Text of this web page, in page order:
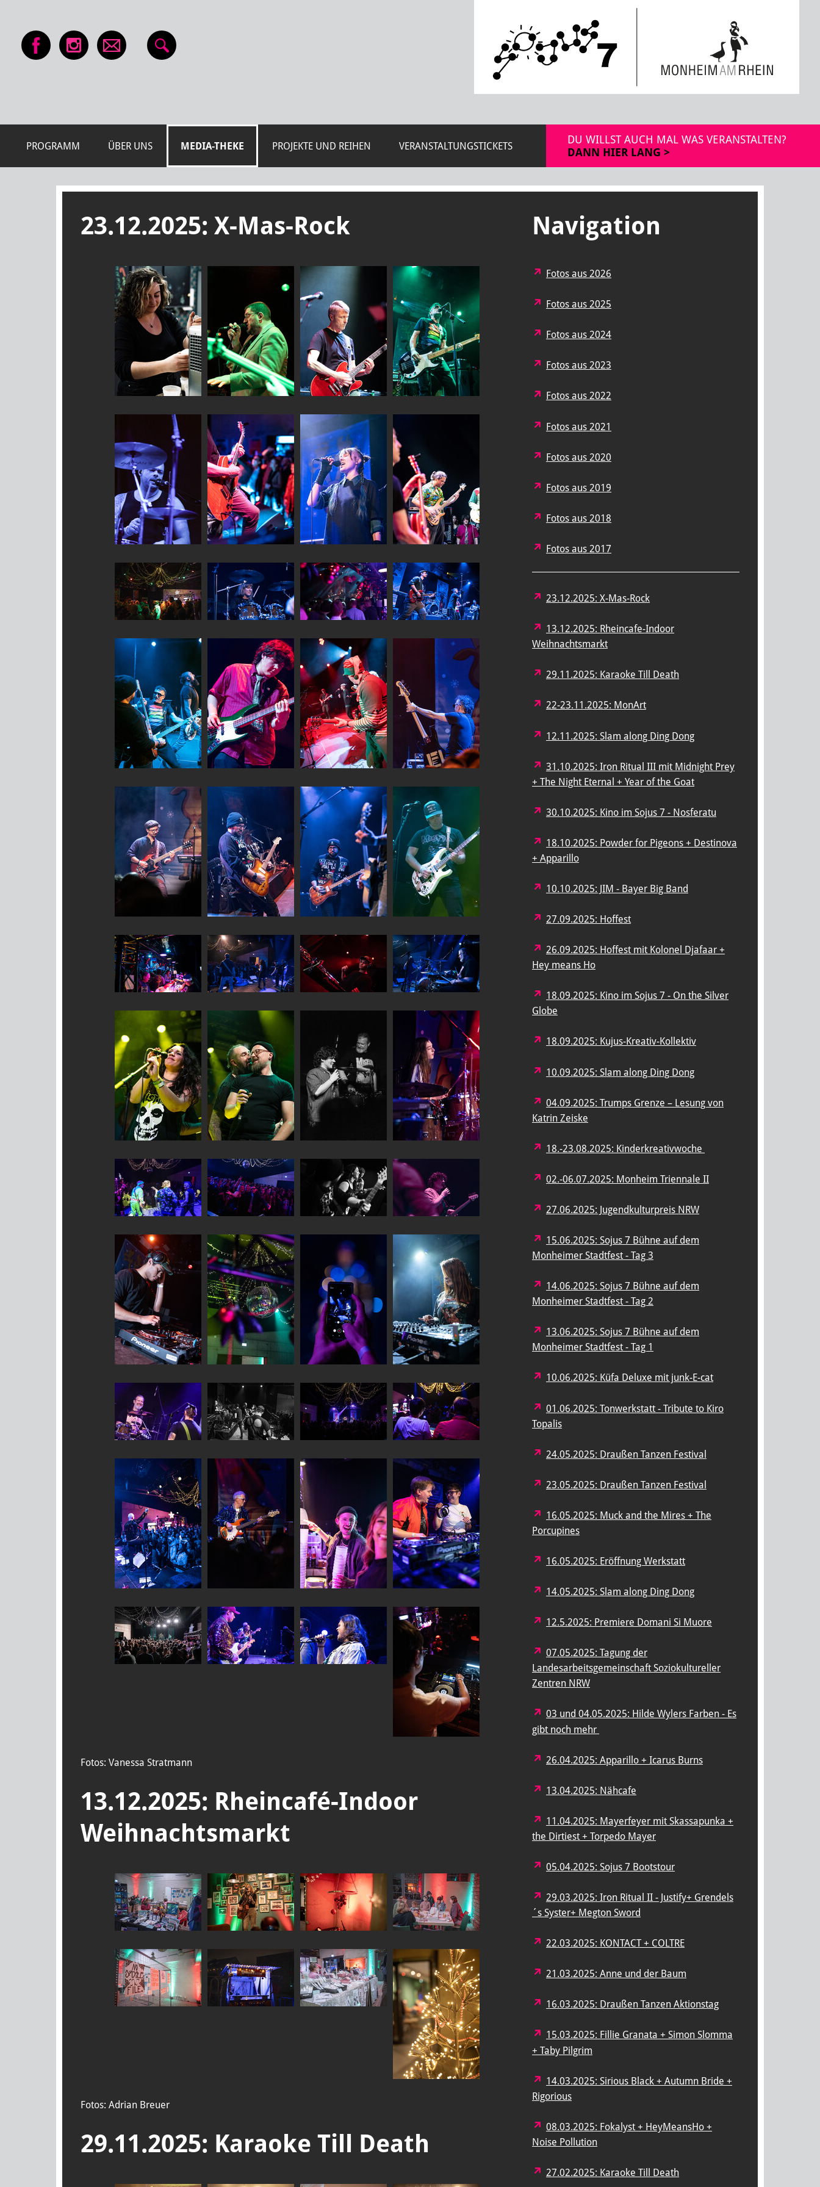
PROGRAMM ÜBER UNS MEDIA-THEKE PROJEKTE UND REIHEN VERANSTALTUNGSTICKETS
DU WILLST AUCH MAL WAS VERANSTALTEN?
DANN HIER LANG >
23.12.2025: X-Mas-Rock
Fotos: Vanessa Stratmann
13.12.2025: Rheincafé-Indoor
Weihnachtsmarkt
Fotos: Adrian Breuer
29.11.2025: Karaoke Till Death
Navigation
Fotos aus 2026
Fotos aus 2025
Fotos aus 2024
Fotos aus 2023
Fotos aus 2022
Fotos aus 2021
Fotos aus 2020
Fotos aus 2019
Fotos aus 2018
Fotos aus 2017
23.12.2025: X-Mas-Rock
13.12.2025: Rheincafe-Indoor
Weihnachtsmarkt
29.11.2025: Karaoke Till Death
22-23.11.2025: MonArt
12.11.2025: Slam along Ding Dong
31.10.2025: Iron Ritual III mit Midnight Prey
+ The Night Eternal + Year of the Goat
30.10.2025: Kino im Sojus 7 - Nosferatu
18.10.2025: Powder for Pigeons + Destinova
+ Apparillo
10.10.2025: JIM - Bayer Big Band
27.09.2025: Hoffest
26.09.2025: Hoffest mit Kolonel Djafaar +
Hey means Ho
18.09.2025: Kino im Sojus 7 - On the Silver
Globe
18.09.2025: Kujus-Kreativ-Kollektiv
10.09.2025: Slam along Ding Dong
04.09.2025: Trumps Grenze – Lesung von
Katrin Zeiske
18.-23.08.2025: Kinderkreativwoche
02.-06.07.2025: Monheim Triennale II
27.06.2025: Jugendkulturpreis NRW
15.06.2025: Sojus 7 Bühne auf dem
Monheimer Stadtfest - Tag 3
14.06.2025: Sojus 7 Bühne auf dem
Monheimer Stadtfest - Tag 2
13.06.2025: Sojus 7 Bühne auf dem
Monheimer Stadtfest - Tag 1
10.06.2025: Küfa Deluxe mit junk-E-cat
01.06.2025: Tonwerkstatt - Tribute to Kiro
Topalis
24.05.2025: Draußen Tanzen Festival
23.05.2025: Draußen Tanzen Festival
16.05.2025: Muck and the Mires + The
Porcupines
16.05.2025: Eröffnung Werkstatt
14.05.2025: Slam along Ding Dong
12.5.2025: Premiere Domani Si Muore
07.05.2025: Tagung der
Landesarbeitsgemeinschaft Soziokultureller
Zentren NRW
03 und 04.05.2025: Hilde Wylers Farben - Es
gibt noch mehr
26.04.2025: Apparillo + Icarus Burns
13.04.2025: Nähcafe
11.04.2025: Mayerfeyer mit Skassapunka +
the Dirtiest + Torpedo Mayer
05.04.2025: Sojus 7 Bootstour
29.03.2025: Iron Ritual II - Justify+ Grendels
´s Syster+ Megton Sword
22.03.2025: KONTACT + COLTRE
21.03.2025: Anne und der Baum
16.03.2025: Draußen Tanzen Aktionstag
15.03.2025: Fillie Granata + Simon Slomma
+ Taby Pilgrim
14.03.2025: Sirious Black + Autumn Bride +
Rigorious
08.03.2025: Fokalyst + HeyMeansHo +
Noise Pollution
27.02.2025: Karaoke Till Death